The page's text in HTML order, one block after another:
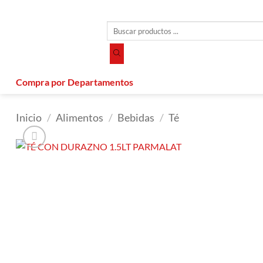
productos
Compra por Departamentos
Inicio / Alimentos / Bebidas / Té